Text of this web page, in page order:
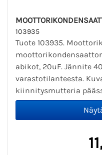
103935
Tuote 103935.
abikot, 20uF. Jännite
varastotilanteesta.
kiinnitysmutteria